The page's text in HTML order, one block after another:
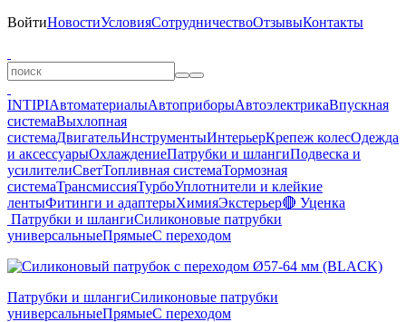
ВойтиНовостиУсловияСотрудничествоОтзывыКонтакты
INTIPIАвтоматериалыАвтоприборыАвтоэлектрикаВпускная
системаВыхлопная
системаДвигательИнструментыИнтерьерКрепеж колесОдежда
и аксессуарыОхлаждениеПатрубки и шлангиПодвеска и
усилителиСветТопливная системаТормозная
системаТрансмиссияТурбоУплотнители и клейкие
лентыФитинги и адаптерыХимияЭкстерьер🔴 Уценка
Патрубки и шлангиСиликоновые патрубки
универсальныеПрямыеС переходом
Патрубки и шлангиСиликоновые патрубки
универсальныеПрямыеС переходом